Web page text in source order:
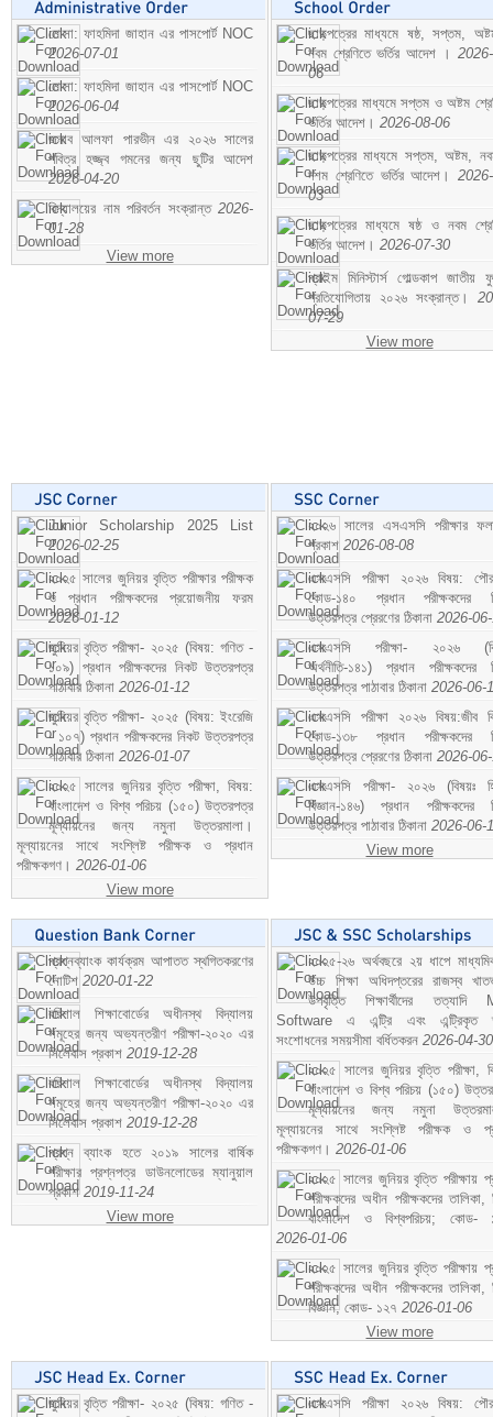
মোসা: ফাহমিদা জাহান এর পাসপোর্ট NOC
2026-07-01
মোসা: ফাহমিদা জাহান এর পাসপোর্ট NOC
2026-06-04
জনাব আলফা পারভীন এর ২০২৬ সালের
পবিত্র হজ্জ্ব গমনের জন্য ছুটির আদেশ
2026-04-20
বিদ্যালয়ের নাম পরিবর্তন সংক্রান্ত 2026-
01-28
View more
ছাড়পত্রের মাধ্যমে ষষ্ঠ, সপ্তম,
নবম শ্রেণিতে ভর্তির আদেশ ।
06
ছাড়পত্রের মাধ্যমে সপ্তম ও অষ্টম
ভর্তির আদেশ। 2026-08-06
ছাড়পত্রের মাধ্যমে সপ্তম, অষ্টম,
দশম শ্রেণিতে ভর্তির আদেশ।
03
ছাড়পত্রের মাধ্যমে ষষ্ঠ ও নবম
ভর্তির আদেশ। 2026-07-30
প্রাইম মিনিস্টার্স গোল্ডকাপ জাতীয়
প্রতিযোগিতায় ২০২৬ সংক্রান্ত।
07-29
View more
Junior Scholarship 2025 List
2026-02-25
২০২৫ সালের জুনিয়র বৃত্তি পরীক্ষার পরীক্ষক
ও প্রধান পরীক্ষকদের প্রয়োজনীয় ফরম
2026-01-12
জুনিয়র বৃত্তি পরীক্ষা- ২০২৫ (বিষয়: গণিত -
১০৯) প্রধান পরীক্ষকদের নিকট উত্তরপত্র
পাঠাবার ঠিকানা 2026-01-12
জুনিয়র বৃত্তি পরীক্ষা- ২০২৫ (বিষয়: ইংরেজি
- ১০৭) প্রধান পরীক্ষকদের নিকট উত্তরপত্র
পাঠাবার ঠিকানা 2026-01-07
২০২৫ সালের জুনিয়র বৃত্তি পরীক্ষা, বিষয়:
বাংলাদেশ ও বিশ্ব পরিচয় (১৫০) উত্তরপত্র
মূল্যায়নের জন্য নমুনা উত্তরমালা।
মূল্যায়নের সাথে সংশ্লিষ্ট পরীক্ষক ও প্রধান
পরীক্ষকগণ। 2026-01-06
View more
২০২৬ সালের এসএসসি পরীক্ষার
প্রকাশ 2026-08-08
এসএসসি পরীক্ষা ২০২৬ বিষয়:
কোড-১৪০ প্রধান পরীক্ষকদের
উত্তরপত্র প্রেরণের ঠিকানা 2026-
এসএসসি পরীক্ষা- ২০২৬
অর্থনীতি-১৪১) প্রধান পরীক্ষকদের
উত্তরপত্র পাঠাবার ঠিকানা 2026-06-
এসএসসি পরীক্ষা ২০২৬ বিষয়:জীব
কোড-১৩৮ প্রধান পরীক্ষকদের
উত্তরপত্র প্রেরণের ঠিকানা 2026-
এসএসসি পরীক্ষা- ২০২৬ (বিষয়ঃ
বিজ্ঞান-১৪৬) প্রধান পরীক্ষকদের
উত্তরপত্র পাঠাবার ঠিকানা 2026-06-
View more
প্রশ্নব্যাংক কার্যক্রম আপাতত স্থগিতকরণের
নোটিশ 2020-01-22
বরিশাল শিক্ষাবোর্ডের অধীনস্থ বিদ্যালয়
সমূহের জন্য অভ্যন্তরীণ পরীক্ষা-২০২০ এর
সিলেবাস প্রকাশ 2019-12-28
বরিশাল শিক্ষাবোর্ডের অধীনস্থ বিদ্যালয়
সমূহের জন্য অভ্যন্তরীণ পরীক্ষা-২০২০ এর
সিলেবাস প্রকাশ 2019-12-28
প্রশ্ন ব্যাংক হতে ২০১৯ সালের বার্ষিক
পরীক্ষার প্রশ্নপত্র ডাউনলোডের ম্যানুয়াল
প্রকাশ 2019-11-24
View more
২০২৫-২৬ অর্থবছরে ২য় ধাপে
উচ্চ শিক্ষা অধিদপ্তরের রাজস্ব
উপবৃত্তি শিক্ষার্থীদের তত্যাদি
Software এ এন্ট্রি এবং এন্ট্রিকৃত
সংশোধনের সময়সীমা বর্ধিতকরন 2026-04-30
২০২৫ সালের জুনিয়র বৃত্তি পরীক্ষা,
বাংলাদেশ ও বিশ্ব পরিচয় (১৫০)
মূল্যায়নের জন্য নমুনা
মূল্যায়নের সাথে সংশ্লিষ্ট পরীক্ষক ও
পরীক্ষকগণ। 2026-01-06
২০২৫ সালের জুনিয়র বৃত্তি পরীক্ষায়
পরীক্ষকদের অধীন পরীক্ষকদের তালিকা,
বাংলাদেশ ও বিশ্বপরিচয়; কোড-
2026-01-06
২০২৫ সালের জুনিয়র বৃত্তি পরীক্ষায়
পরীক্ষকদের অধীন পরীক্ষকদের তালিকা,
বিজ্ঞান; কোড- ১২৭ 2026-01-06
View more
জুনিয়র বৃত্তি পরীক্ষা- ২০২৫ (বিষয়: গণিত -
এসএসসি পরীক্ষা ২০২৬ বিষয়: